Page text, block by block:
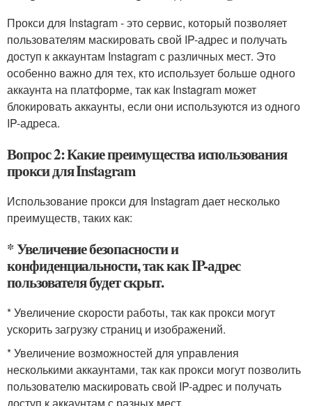
Прокси для Instagram - это сервис, который позволяет
пользователям маскировать свой IP-адрес и получать
доступ к аккаунтам Instagram с различных мест. Это
особенно важно для тех, кто использует больше одного
аккаунта на платформе, так как Instagram может
блокировать аккаунты, если они используются из одного
IP-адреса.
Вопрос 2: Какие преимущества использования
прокси для Instagram
Использование прокси для Instagram дает несколько
преимуществ, таких как:
* Увеличение безопасности и
конфиденциальности, так как IP-адрес
пользователя будет скрыт.
* Увеличение скорости работы, так как прокси могут
ускорить загрузку страниц и изображений.
* Увеличение возможностей для управления
несколькими аккаунтами, так как прокси могут позволить
пользователю маскировать свой IP-адрес и получать
доступ к аккаунтам с разных мест.